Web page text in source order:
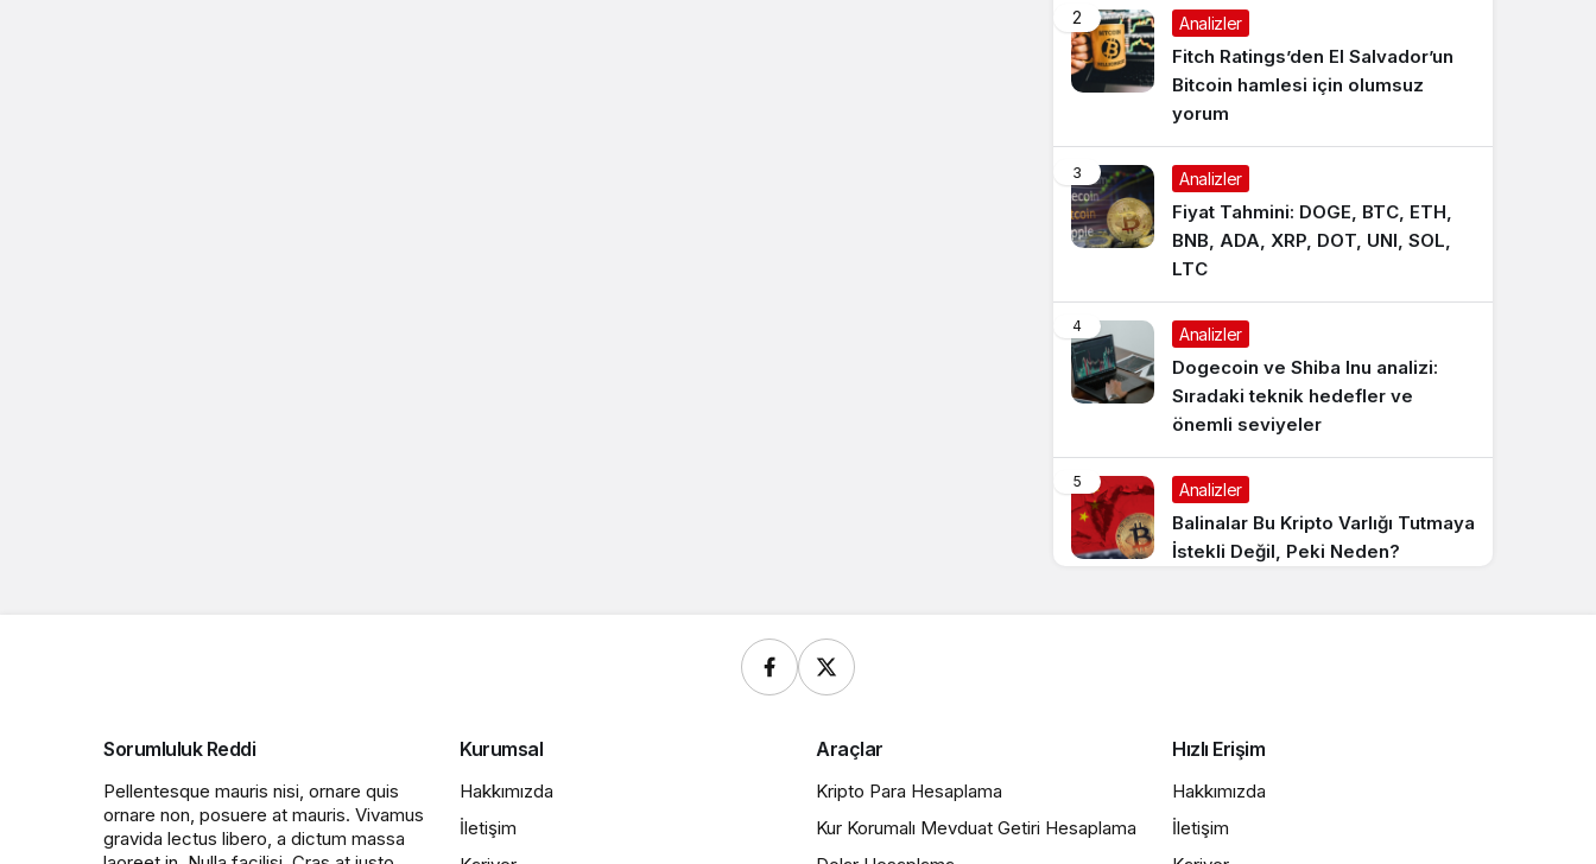
2 Analizler
Fitch Ratings’den El Salvador’un
Bitcoin hamlesi için olumsuz
yorum
3 Analizler
Fiyat Tahmini: DOGE, BTC, ETH,
BNB, ADA, XRP, DOT, UNI, SOL,
LTC
4 Analizler
Dogecoin ve Shiba Inu analizi:
Sıradaki teknik hedefler ve
önemli seviyeler
5 Analizler
Balinalar Bu Kripto Varlığı Tutmaya
İstekli Değil, Peki Neden?
Sorumluluk Reddi
Pellentesque mauris nisi, ornare quis
ornare non, posuere at mauris. Vivamus
gravida lectus libero, a dictum massa
Kurumsal
Hakkımızda
İletişim
Araçlar
Kripto Para Hesaplama
Kur Korumalı Mevduat Getiri Hesaplama
Hızlı Erişim
Hakkımızda
İletişim